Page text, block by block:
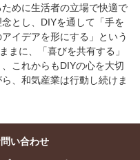
めに生活者の立場で快適で
とし、DIYを通して「手を
イデアを形にする」という
まに、「喜びを共有する」
これからもDIYの心を大切
、和気産業は行動し続けま
い合わせ